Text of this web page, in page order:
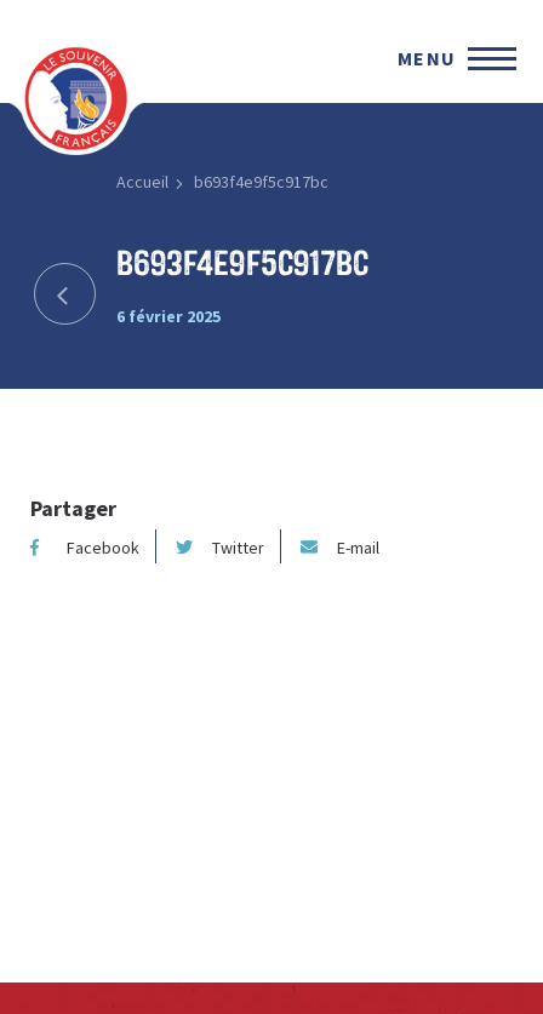
MENU
Accueil b693f4e9f5c917bc
b693f4e9f5c917bc
6 février 2025
Partager
Facebook Twitter E-mail